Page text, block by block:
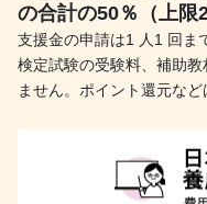
の合計の50％（上限
支援金の申請は1 人1 回ま
検定試験の受験料、補助
ません。ポイント還元な